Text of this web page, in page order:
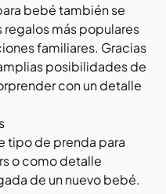
bebé también se
regalos más populares
familiares. Gracias
posibilidades de
con un detalle
tipo de prenda para
o como detalle
de un nuevo bebé.